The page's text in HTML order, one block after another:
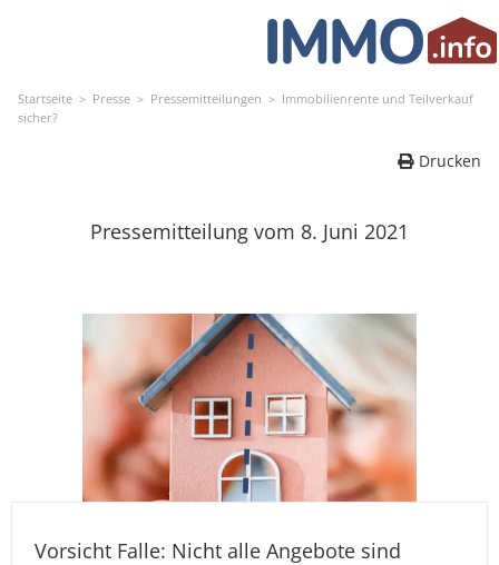
Startseite > Presse > Pressemitteilungen > Immobilienrente und Teilverkauf
sicher?
Drucken
Pressemitteilung vom 8. Juni 2021
Vorsicht Falle: Nicht alle Angebote sind